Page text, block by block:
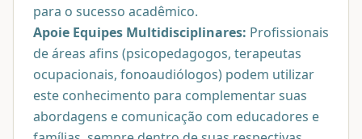
para o sucesso acadêmico.
Apoie Equipes Multidisciplinares: Profissionais
de áreas afins (psicopedagogos, terapeutas
ocupacionais, fonoaudiólogos) podem utilizar
este conhecimento para complementar suas
abordagens e comunicação com educadores e